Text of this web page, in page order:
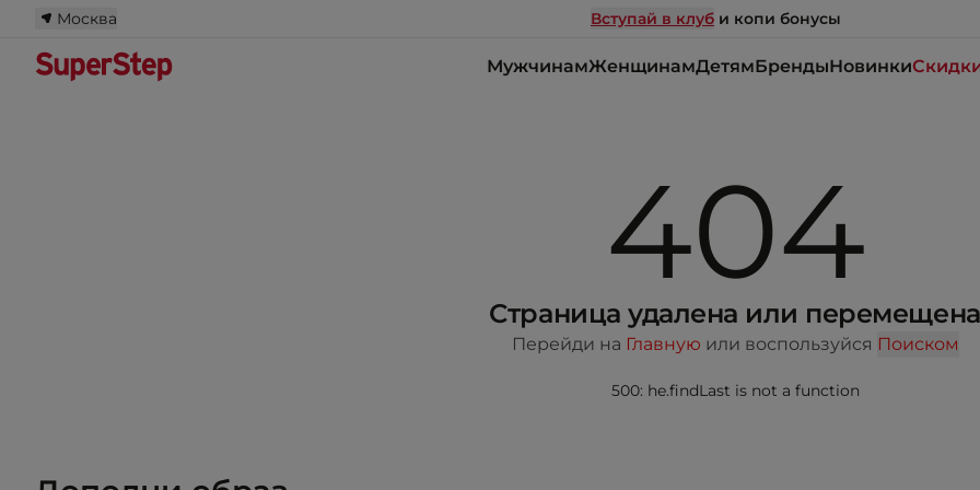
Москва Вступай в клуб и копи бонусы
МужчинамЖенщинамДетямБрендыНовинки
404
Страница удалена или перемещена
Перейди на Главную или воспользуйся Поиском
500: he.findLast is not a function